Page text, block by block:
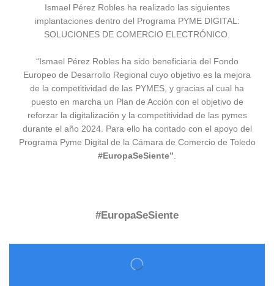
Ismael Pérez Robles ha realizado las siguientes
implantaciones dentro del Programa PYME DIGITAL:
SOLUCIONES DE COMERCIO ELECTRÓNICO.
“Ismael Pérez Robles ha sido beneficiaria del Fondo
Europeo de Desarrollo Regional cuyo objetivo es la mejora
de la competitividad de las PYMES, y gracias al cual ha
puesto en marcha un Plan de Acción con el objetivo de
reforzar la digitalización y la competitividad de las pymes
durante el año 2024. Para ello ha contado con el apoyo del
Programa Pyme Digital de la Cámara de Comercio de Toledo
#EuropaSeSiente”
#EuropaSeSiente